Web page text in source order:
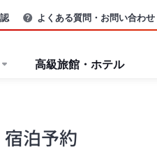
よくある質問・お問い合わせ
高級旅館・ホテル
泊予約